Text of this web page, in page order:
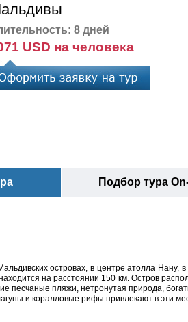
8 дней
USD на человека
Подбор тура
островах, в центре атолла Нану,
на расстоянии 150 км. Остров
песчаные пляжи, нетронутая природа,
и коралловые рифы привлекают в эти